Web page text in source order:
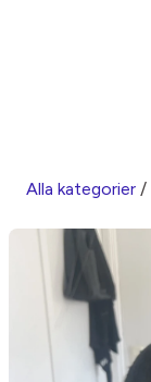
Alla kategorier /